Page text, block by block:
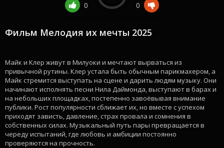
Фильм Мелодия их мечты 2025
Майк и Клер живут в Милуоки и мечтают вырваться из
привычной рутины. Клер устала быть обычным парикмахером, а
Майк стремится выступать на сцене и дарить людям музыку. Они
начинают исполнять песни Нила Даймонда, выступают в барах и
на небольших площадках, постепенно завоёвывая внимание
публики. Рост популярности сближает их, но вместе с успехом
приходят зависть, давление, страх провала и сомнения в
собственных силах. Музыкальный путь пары превращается в
череду испытаний, где любовь и амбиции постоянно
проверяются на прочность.
0 0